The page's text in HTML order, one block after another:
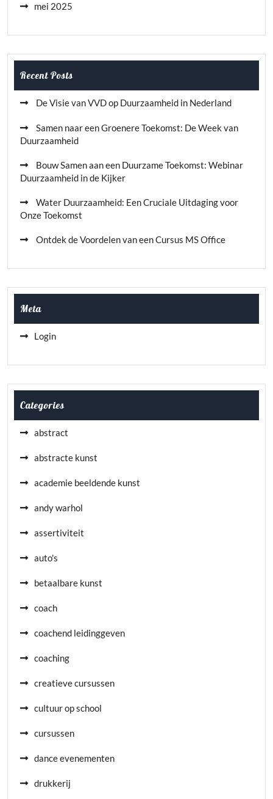
mei 2025
Recent Posts
De Visie van VVD op Duurzaamheid in Nederland
Samen naar een Groenere Toekomst: De Week van
Duurzaamheid
Bouw Samen aan een Duurzame Toekomst: Webinar
Duurzaamheid in de Kijker
Water Duurzaamheid: Een Cruciale Uitdaging voor
Onze Toekomst
Ontdek de Voordelen van een Cursus MS Office
Meta
Login
Categories
abstract
abstracte kunst
academie beeldende kunst
andy warhol
assertiviteit
auto's
betaalbare kunst
coach
coachend leidinggeven
coaching
creatieve cursussen
cultuur op school
cursussen
dance evenementen
drukkerij